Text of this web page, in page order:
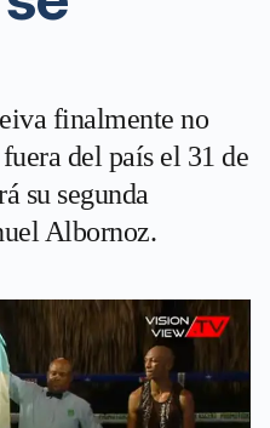
finalmente no
del país el 31 de
su segunda
Albornoz.